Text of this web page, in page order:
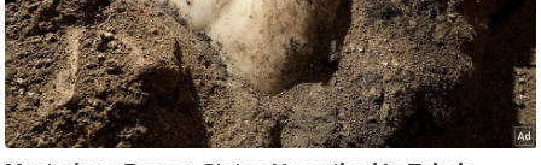
प्र
भु
म
हि
मा